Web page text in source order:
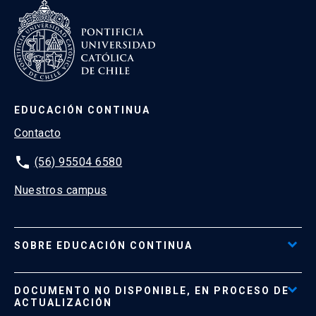
EDUCACIÓN CONTINUA
Contacto
phone (56) 95504 6580
Nuestros campus
SOBRE EDUCACIÓN CONTINUA
Formas de Pago
DOCUMENTO NO DISPONIBLE, EN PROCESO DE
ACTUALIZACIÓN